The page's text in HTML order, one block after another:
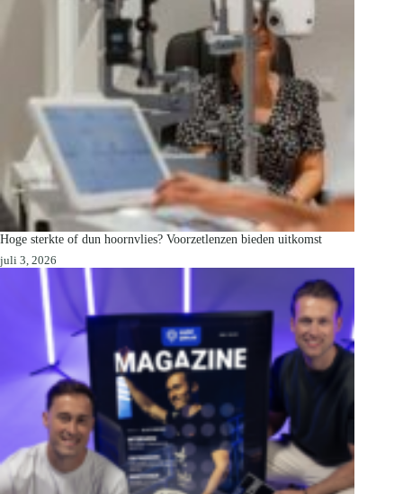
Hoge sterkte of dun hoornvlies? Voorzetlenzen bieden uitkomst
juli 3, 2026